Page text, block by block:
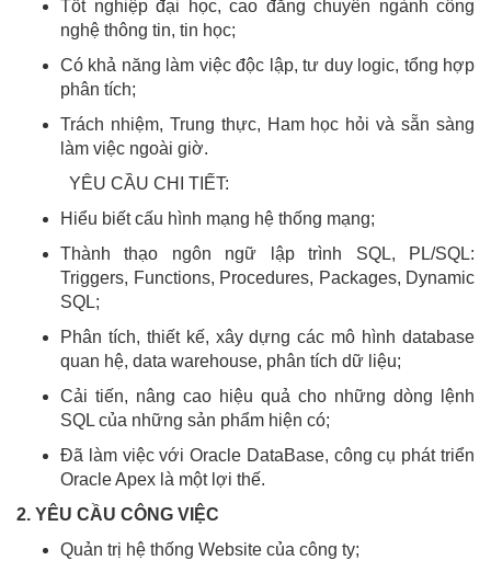
Tốt nghiệp đại học, cao đẳng chuyên ngành công
nghệ thông tin, tin học;
Có khả năng làm việc độc lập, tư duy logic, tổng hợp
phân tích;
Trách nhiệm, Trung thực, Ham học hỏi và sẵn sàng
làm việc ngoài giờ.
YÊU CẦU CHI TIẾT:
Hiểu biết cấu hình mạng hệ thống mạng;
Thành thạo ngôn ngữ lập trình SQL, PL/SQL:
Triggers, Functions, Procedures, Packages, Dynamic
SQL;
Phân tích, thiết kế, xây dựng các mô hình database
quan hệ, data warehouse, phân tích dữ liệu;
Cải tiến, nâng cao hiệu quả cho những dòng lệnh
SQL của những sản phẩm hiện có;
Đã làm việc với Oracle DataBase, công cụ phát triển
Oracle Apex là một lợi thế.
2. YÊU CẦU CÔNG VIỆC
Quản trị hệ thống Website của công ty;